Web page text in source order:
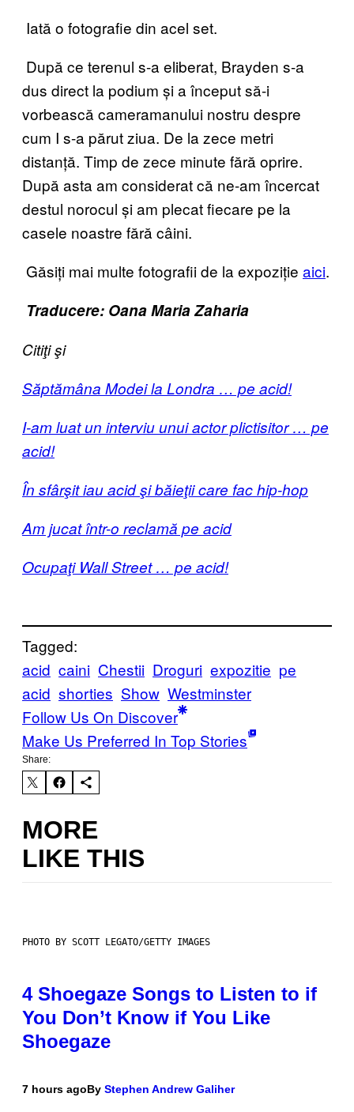
Iată o fotografie din acel set.
După ce terenul s-a eliberat, Brayden s-a
dus direct la podium și a început să-i
vorbească cameramanului nostru despre
cum I s-a părut ziua. De la zece metri
distanță. Timp de zece minute fără oprire.
După asta am considerat că ne-am încercat
destul norocul și am plecat fiecare pe la
casele noastre fără câini.
Găsiți mai multe fotografii de la expoziție aici.
Traducere: Oana Maria Zaharia
Citiţi şi
Săptămâna Modei la Londra … pe acid!
I-am luat un interviu unui actor plictisitor … pe
acid!
În sfârşit iau acid şi băieţii care fac hip-hop
Am jucat într-o reclamă pe acid
Ocupaţi Wall Street … pe acid!
Tagged:
acid caini Chestii Droguri expozitie pe
acid shorties Show Westminster
Follow Us On Discover
Make Us Preferred In Top Stories
Share:
MORE
LIKE THIS
PHOTO BY SCOTT LEGATO/GETTY IMAGES
4 Shoegaze Songs to Listen to if
You Don’t Know if You Like
Shoegaze
7 hours agoBy Stephen Andrew Galiher